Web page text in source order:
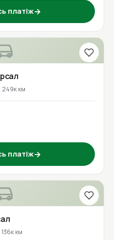
платіж→
249к км
платіж→
136к км